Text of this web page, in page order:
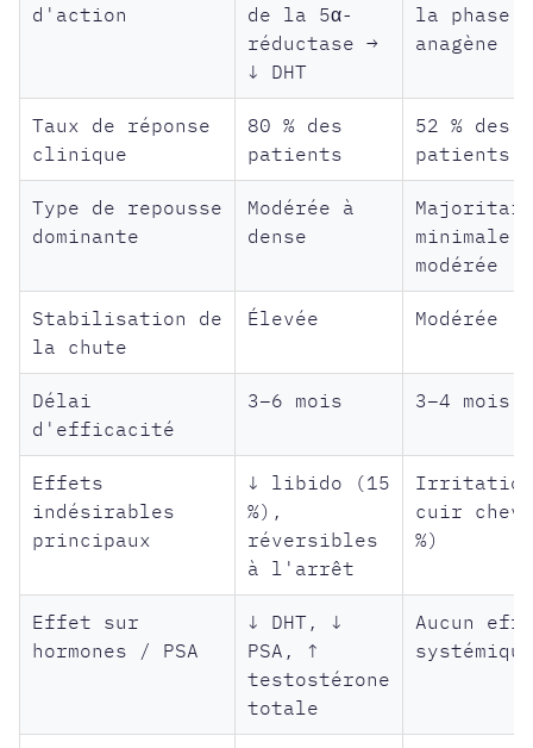
d'action
de la 5α-
réductase →
↓ DHT
la phase
anagène
Taux de réponse
clinique
80 % des
patients
52 % des
patients
Type de repousse
dominante
Modérée à
dense
minimale
modérée
Stabilisation de
la chute
Élevée Modérée
Délai
d'efficacité
3–6 mois 3–4 mois
Effets
indésirables
principaux
↓ libido (15
%),
réversibles
à l'arrêt
Irritation
cuir
%)
Effet sur
hormones / PSA
↓ DHT, ↓
PSA, ↑
testostérone
totale
Aucun